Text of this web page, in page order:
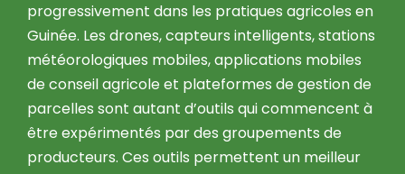
progressivement dans les pratiques agricoles en
Guinée. Les drones, capteurs intelligents, stations
météorologiques mobiles, applications mobiles
de conseil agricole et plateformes de gestion de
parcelles sont autant d’outils qui commencent à
être expérimentés par des groupements de
producteurs. Ces outils permettent un meilleur